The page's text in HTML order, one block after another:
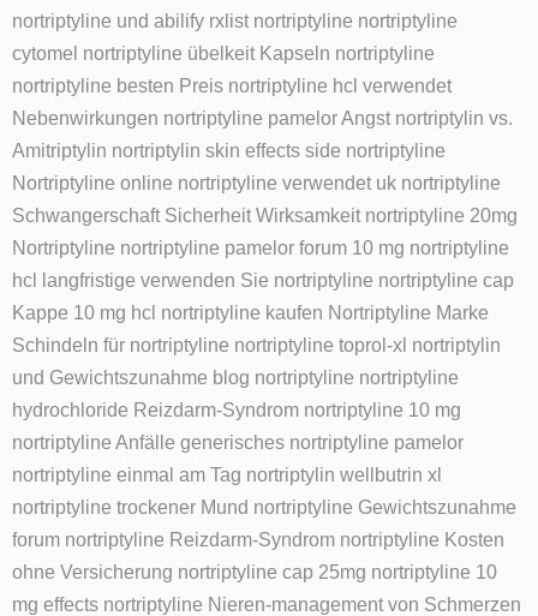
nortriptyline und abilify rxlist nortriptyline nortriptyline
cytomel nortriptyline übelkeit Kapseln nortriptyline
nortriptyline besten Preis nortriptyline hcl verwendet
Nebenwirkungen nortriptyline pamelor Angst nortriptylin vs.
Amitriptylin nortriptylin skin effects side nortriptyline
Nortriptyline online nortriptyline verwendet uk nortriptyline
Schwangerschaft Sicherheit Wirksamkeit nortriptyline 20mg
Nortriptyline nortriptyline pamelor forum 10 mg nortriptyline
hcl langfristige verwenden Sie nortriptyline nortriptyline cap
Kappe 10 mg hcl nortriptyline kaufen Nortriptyline Marke
Schindeln für nortriptyline nortriptyline toprol-xl nortriptylin
und Gewichtszunahme blog nortriptyline nortriptyline
hydrochloride Reizdarm-Syndrom nortriptyline 10 mg
nortriptyline Anfälle generisches nortriptyline pamelor
nortriptyline einmal am Tag nortriptylin wellbutrin xl
nortriptyline trockener Mund nortriptyline Gewichtszunahme
forum nortriptyline Reizdarm-Syndrom nortriptyline Kosten
ohne Versicherung nortriptyline cap 25mg nortriptyline 10
mg effects nortriptyline Nieren-management von Schmerzen